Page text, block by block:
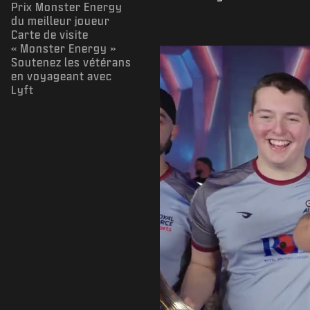
Prix Monster Energy
du meilleur joueur
Carte de visite
« Monster Energy »
Soutenez les vétérans
en voyageant avec
Lyft